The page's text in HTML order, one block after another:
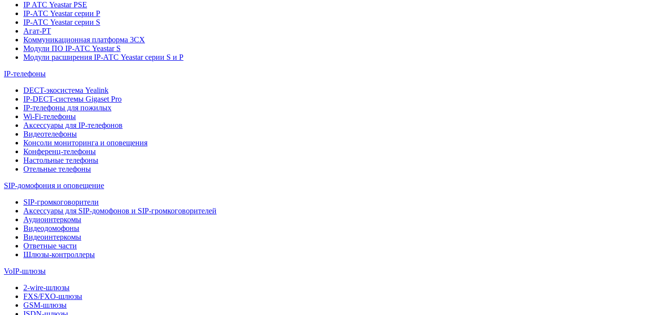
IP АТС Yeastar PSE
IP-АТС Yeastar серии P
IP-АТС Yeastar серии S
Агат-РТ
Коммуникационная платформа 3CX
Модули ПО IP-АТС Yeastar S
Модули расширения IP-АТС Yeastar серии S и P
IP-телефоны
DECT-экосистема Yealink
IP-DECT-системы Gigaset Pro
IP-телефоны для пожилых
Wi-Fi-телефоны
Аксессуары для IP-телефонов
Видеотелефоны
Консоли мониторинга и оповещения
Конференц-телефоны
Настольные телефоны
Отельные телефоны
SIP-домофония и оповещение
SIP-громкоговорители
Аксессуары для SIP-домофонов и SIP-громкоговорителей
Аудиоинтеркомы
Видеодомофоны
Видеоинтеркомы
Ответные части
Шлюзы-контроллеры
VoIP-шлюзы
2-wire-шлюзы
FXS/FXO-шлюзы
GSM-шлюзы